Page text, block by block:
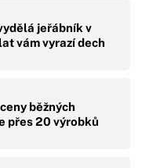
jeřábník v
vám vyrazí dech
běžných
přes 20 výrobků